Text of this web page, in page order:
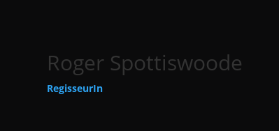
Roger Spottiswoode
RegisseurIn